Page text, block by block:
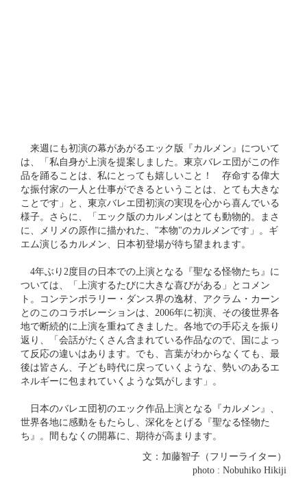
来週にも初演の幕があがるエック版『カルメン』について
は、「私自身が上演を提案しました。東京バレエ団がこの作
品を踊ることは、私にとっても嬉しいこと！ 存命する偉大
な振付家の一人と仕事ができるということは、とても大きな
ことです」と、東京バレエ団初演の実現を心から喜んでいる
様子。さらに、「エック版のカルメンはとても動物的。まさ
に、メリメの原作に描かれた、"本物"のカルメンです」。ギ
エム演じるカルメン、日本初登場が待ち望まれます。
4年ぶり2度目の日本での上演となる『聖なる怪物たち』に
ついては、「上演するたびに大きな喜びがある」とコメン
ト。コンテンポラリー・ダンス界の逸材、アクラム・カーン
とのこのコラボレーションは、2006年に初演、その後世界各
地で断続的に上演を重ねてきました。各地での手応えを振り
返り、「会話がたくさん含まれている作品なので、国によっ
て反応の違いはあります。でも、言葉がわからなくても、最
後は皆さん、子ども時代に戻っていくような、勢いのあるエ
ネルギーに包まれていくような気がします」。
日本のバレエ団初のエック作品上演となる『カルメン』、
世界各地に感動をもたらし、深化をとげる『聖なる怪物た
ち』。間もなくの開幕に、期待が高まります。
文：加藤智子（フリーライター）
photo : Nobuhiko Hikiji